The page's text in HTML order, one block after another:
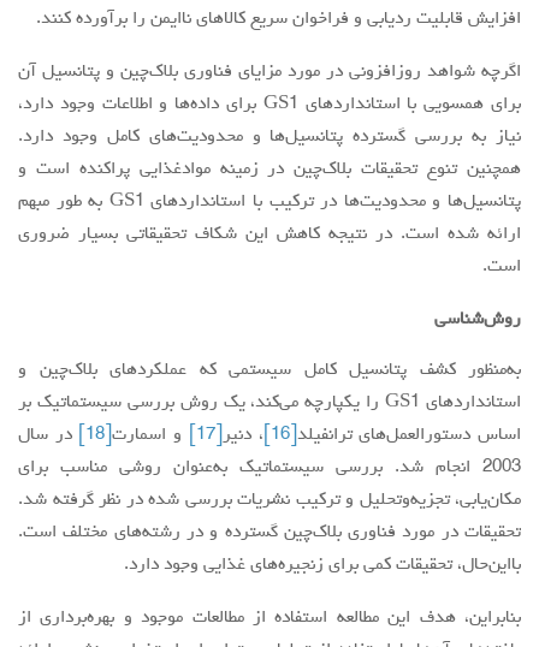
افزایش قابلیت ردیابی و فراخوان سریع کالاهای ناایمن را برآورده کنند.
اگرچه شواهد روزافزونی در مورد مزایای فناوری بلاک‌چین و پتانسیل آن
برای همسویی با استانداردهای GS1 برای داده‌ها و اطلاعات وجود دارد،
نیاز به بررسی گسترده پتانسیل‌ها و محدودیت‌های کامل وجود دارد.
همچنین تنوع تحقیقات بلاک‌چین در زمینه موادغذایی پراکنده است و
پتانسیل‌ها و محدودیت‌ها در ترکیب با استانداردهای GS1 به طور مبهم
ارائه شده است. در نتیجه کاهش این شکاف تحقیقاتی بسیار ضروری
است.
روش‌شناسی
به‌منظور کشف پتانسیل کامل سیستمی که عملکردهای بلاک‌چین و
استانداردهای GS1 را یکپارچه می‌کند، یک روش بررسی سیستماتیک بر
اساس دستورالعمل‌های ترانفیلد [16] ، دنیر [17] و اسمارت[18]
در سال
2003 انجام شد. بررسی سیستماتیک به‌عنوان روشی مناسب برای
مکان‌یابی، تجزیه‌وتحلیل و ترکیب نشریات بررسی شده در نظر گرفته شد.
تحقیقات در مورد فناوری بلاک‌چین گسترده و در رشته‌های مختلف است.
بااین‌حال، تحقیقات کمی برای زنجیره‌های غذایی وجود دارد.
بنابراین، هدف این مطالعه استفاده از مطالعات موجود و بهره‌برداری از